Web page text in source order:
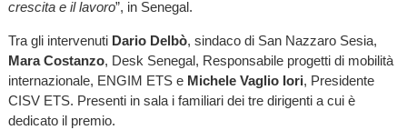
crescita e il lavoro”, in Senegal.
Tra gli intervenuti Dario Delbò, sindaco di San Nazzaro Sesia,
Mara Costanzo, Desk Senegal, Responsabile progetti di mobilità
internazionale, ENGIM ETS e Michele Vaglio Iori, Presidente
CISV ETS. Presenti in sala i familiari dei tre dirigenti a cui è
dedicato il premio.